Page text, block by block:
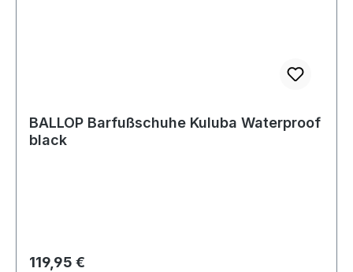
BALLOP Barfußschuhe Kuluba Waterproof
black
Regulärer Preis:
119,95 €